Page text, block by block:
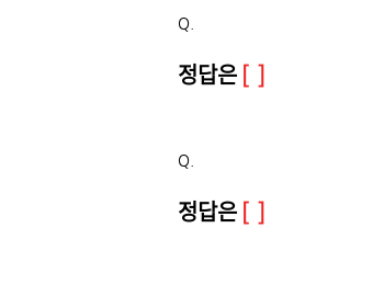
Q.
정답은 [ ]
Q.
정답은 [ ]